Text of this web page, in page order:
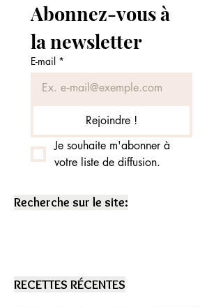
Abonnez-vous à
la newsletter
E-mail *
Rejoindre !
Je souhaite m'abonner à
votre liste de diffusion.
Recherche sur le site:
RECETTES RÉCENTES